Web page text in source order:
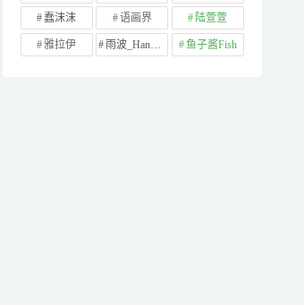
蠢沫沫 语画界 陆萱萱
雅拉伊 雨波_HaneAme 鱼子酱Fish